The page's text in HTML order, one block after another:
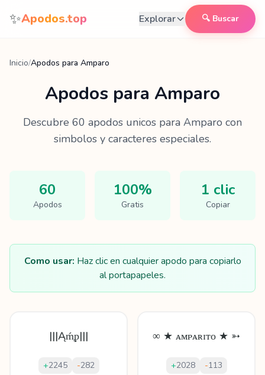
Saltar al contenido
✨Apodos.top Explorar 🔍 Buscar
Inicio/Apodos para Amparo
Apodos para Amparo
Descubre 60 apodos unicos para Amparo con
simbolos y caracteres especiales.
60
Apodos
100%
Gratis
1 clic
Copiar
Como usar: Haz clic en cualquier apodo para copiarlo
al portapapeles.
|||Ąḿᵱ|||
+2245 -282
∞ ★ ᴀᴍᴘᴀʀɪᴛᴏ ★ ➳
+2028 -113